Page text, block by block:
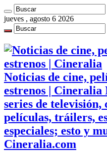
jueves , agosto 6 2026
Noticias de cine,
estrenos | Cineralia
series de
películas, tráilers,
especiales; esto y
Cineralia.com